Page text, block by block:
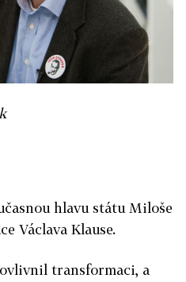
hlavu státu Miloše
Václava Klause.
ovlivnil transformaci, a